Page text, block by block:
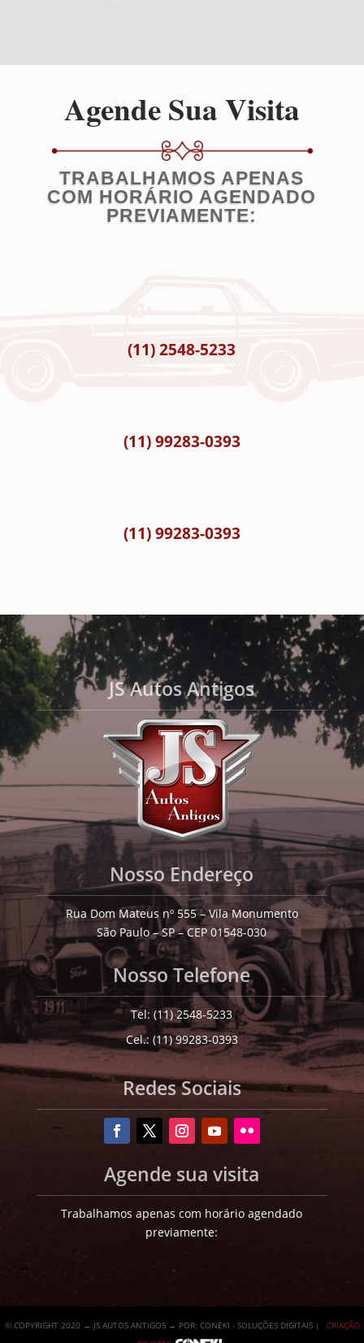
Agende Sua Visita
TRABALHAMOS APENAS
COM HORÁRIO AGENDADO
PREVIAMENTE:
(11) 2548-5233
(11) 99283-0393
(11) 99283-0393
JS Autos Antigos
Nosso Endereço
Rua Dom Mateus nº 555 – Vila Monumento
São Paulo – SP – CEP 01548-030
Nosso Telefone
Tel: (11) 2548-5233
Cel.: (11) 99283-0393
Redes Sociais
Agende sua visita
Trabalhamos apenas com horário agendado
previamente:
© COPYRIGHT 2020 → JS AUTOS ANTIGOS → POR: CONEKI - SOLUÇÕES DIGITAIS |
CRIAÇÃO